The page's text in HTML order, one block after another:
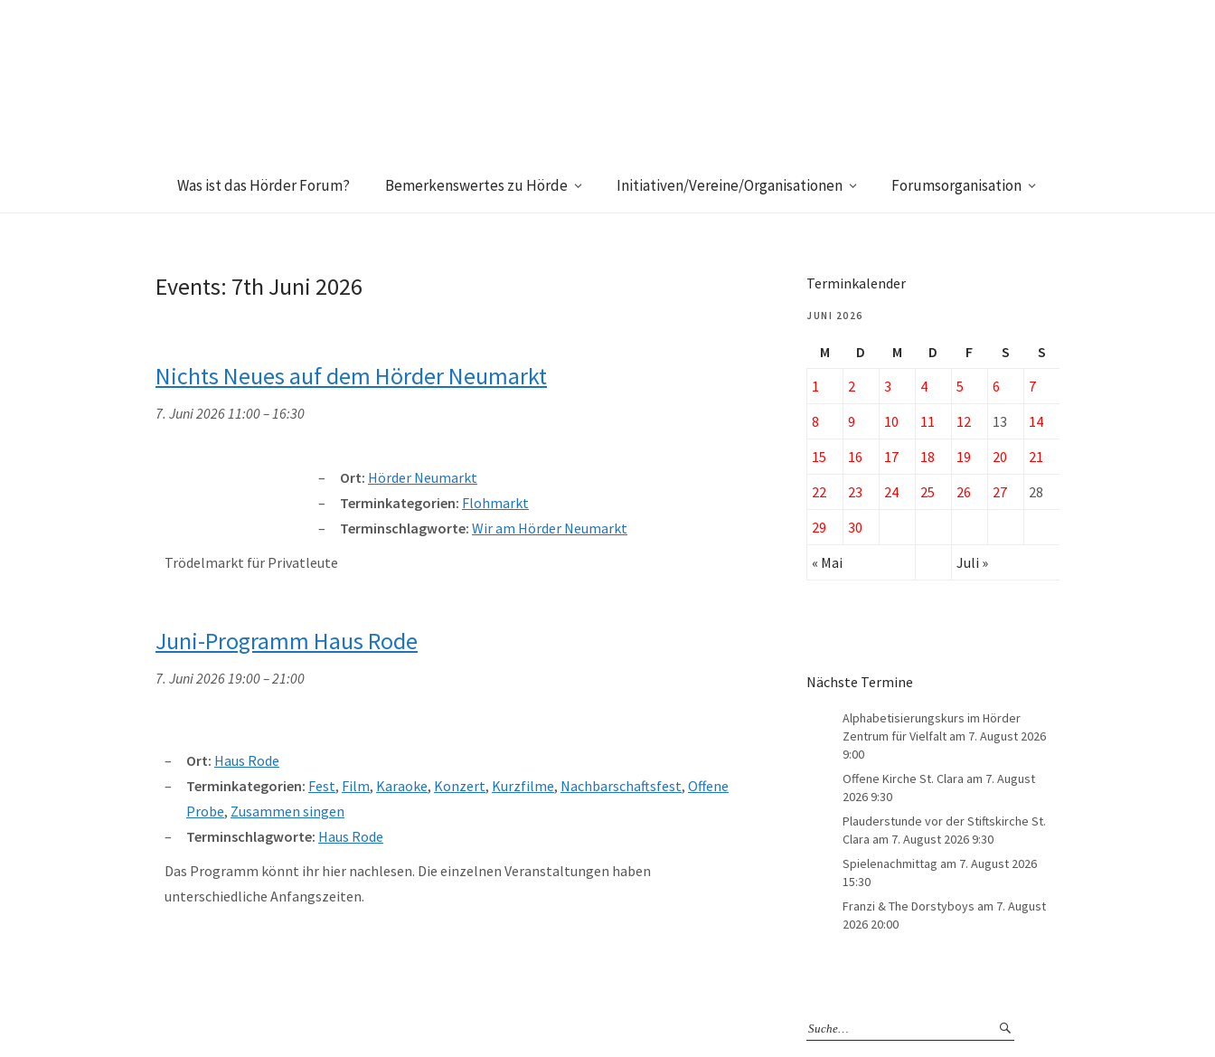
Was ist das Hörder Forum? Bemerkenswertes zu Hörde Initiativen/Vereine/Organisationen Forumsorganisation
Events: 7th Juni 2026
Nichts Neues auf dem Hörder Neumarkt
7. Juni 2026 11:00–16:30
Ort: Hörder Neumarkt
Terminkategorien: Flohmarkt
Terminschlagworte: Wir am Hörder Neumarkt
Trödelmarkt für Privatleute
Juni-Programm Haus Rode
7. Juni 2026 19:00–21:00
Ort: Haus Rode
Terminkategorien: Fest, Film, Karaoke, Konzert, Kurzfilme, Nachbarschaftsfest, Offene
Probe, Zusammen singen
Terminschlagworte: Haus Rode
Das Programm könnt ihr hier nachlesen. Die einzelnen Veranstaltungen haben
unterschiedliche Anfangszeiten.
Terminkalender
JUNI 2026
M D M D F S
S
1
2 3 4 5 6
7
8
9 10 11 12 13
14
15
16 17 18 19 20
21
22
23 24 25 26 27
28
29
30
« Mai
Juli »
Nächste Termine
Alphabetisierungskurs im Hörder
Zentrum für Vielfalt am 7. August 2026
9:00
Offene Kirche St. Clara am 7. August
2026 9:30
Plauderstunde vor der Stiftskirche St.
Clara am 7. August 2026 9:30
Spielenachmittag am 7. August 2026
15:30
Franzi & The Dorstyboys am 7. August
2026 20:00